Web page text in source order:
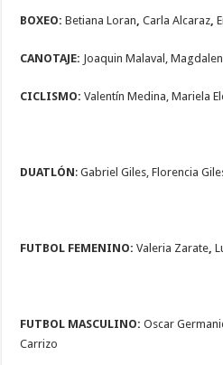
BOXEO:Betiana Loran,Carla Alcaraz,
CANOTAJE: Joaquin Malaval,
CICLISMO:Valentín Medina, Mariela
DUATLÓN: Gabriel Giles, Florencia
FUTBOL FEMENINO:Valeria Zarate,
FUTBOL MASCULINO: Oscar
Carrizo